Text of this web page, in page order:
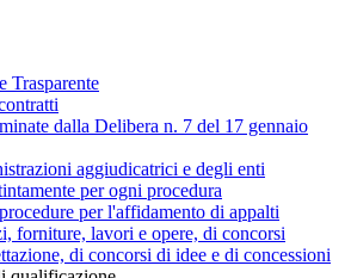
Trasparente
dalla Delibera n. 7 del 17 gennaio
aggiudicatrici e degli enti
per ogni procedura
per l'affidamento di appalti
forniture, lavori e opere, di concorsi
di concorsi di idee e di concessioni